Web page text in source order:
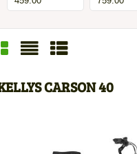
Zoznam
Tabuľka
CARSON 40